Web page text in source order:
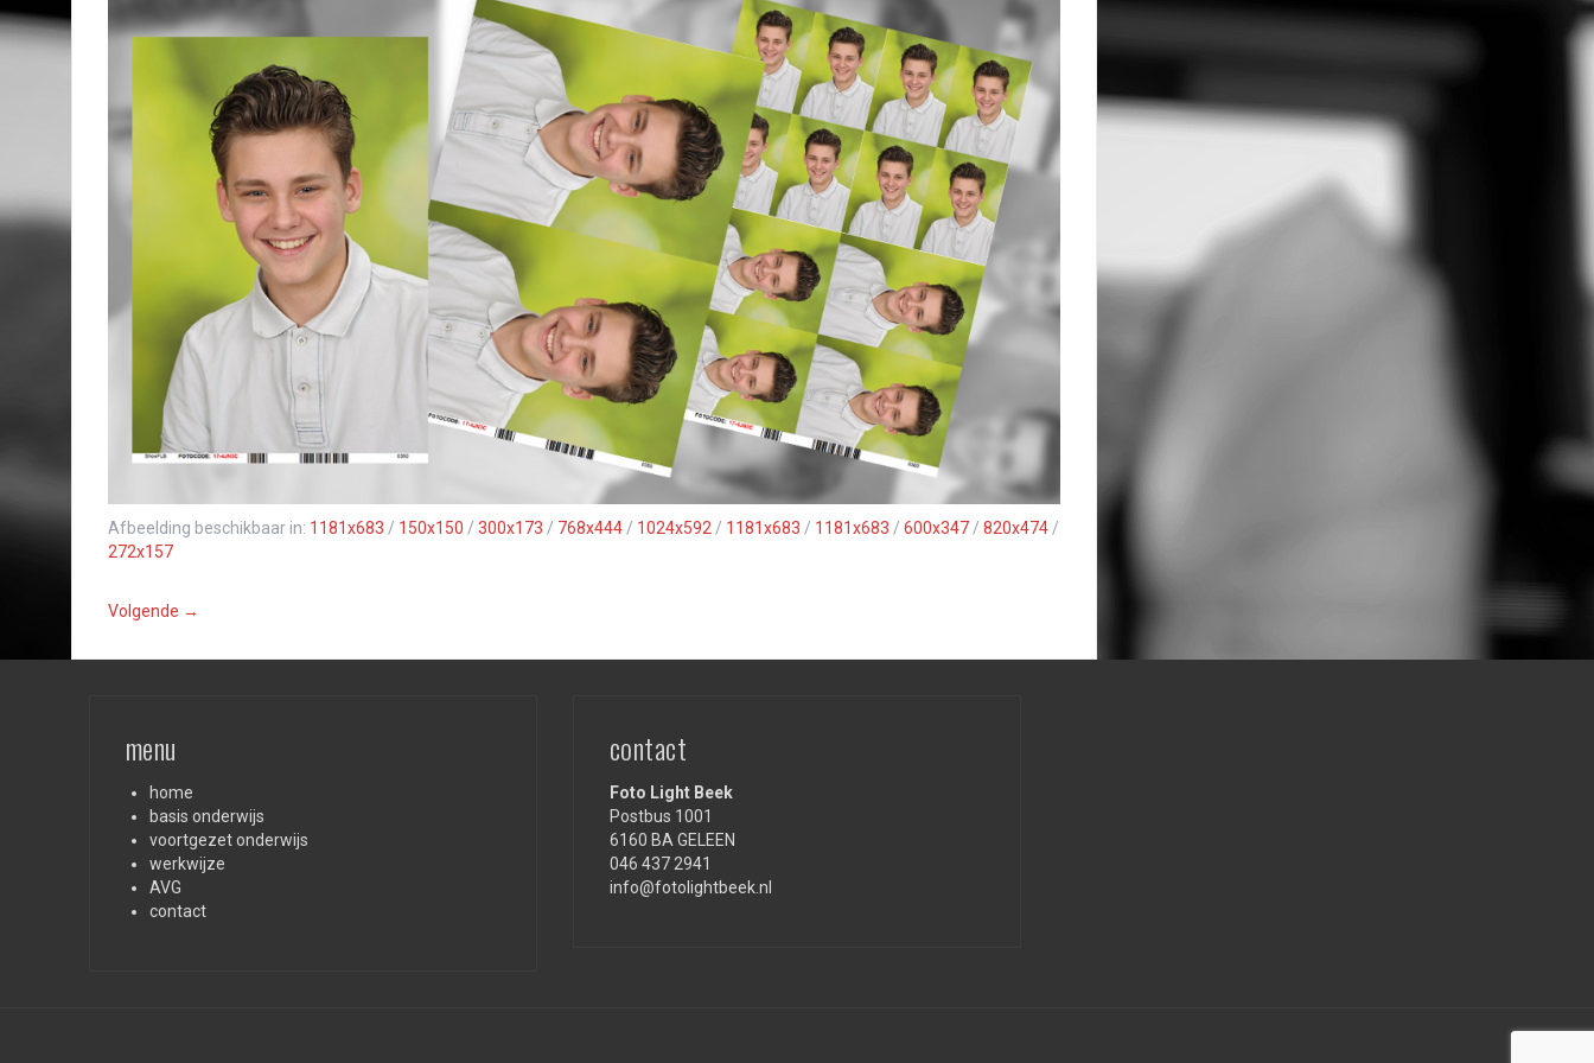
Afbeelding beschikbaar in: 1181x683 / 150x150 / 300x173 / 768x444/ 1024x592 / 1181x683 / 1181x683 / 600x347/ 820x474/
272x157
Volgende →
menu
home
basis onderwijs
voortgezet onderwijs
werkwijze
AVG
contact
contact
Foto Light Beek
Postbus 1001
6160 BA GELEEN
046 437 2941
info@fotolightbeek.nl